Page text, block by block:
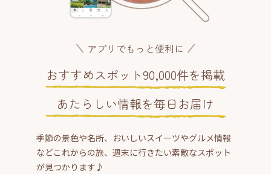
アプリでもっと便利に
おすすめスポット90,000件を掲載
あたらしい情報を毎日お届け
季節の景色や名所、おいしいスイーツやグルメ情報
などこれからの旅、週末に行きたい素敵なスポット
が見つかります♪